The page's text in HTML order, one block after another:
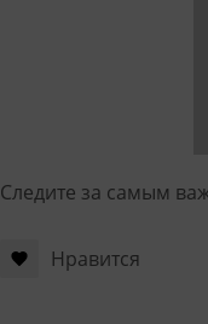
Следите за самым
Нравится